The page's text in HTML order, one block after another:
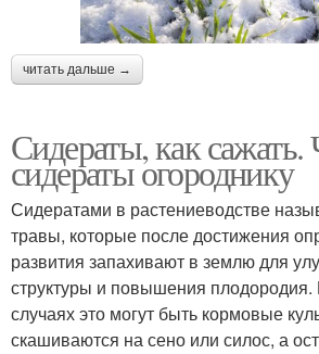
читать дальше →
Сидераты, как
сидераты огороднику
Сидератами в растениеводстве
травы, которые после достижения
развития запахивают в землю для
структуры и повышения плодородия.
случаях это могут быть кормовые
скашиваются на сено или силос, а